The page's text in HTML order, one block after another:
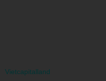
Vietcapitalland